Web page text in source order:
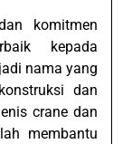
komitmen
kepada
nama yang
dan
crane dan
membantu